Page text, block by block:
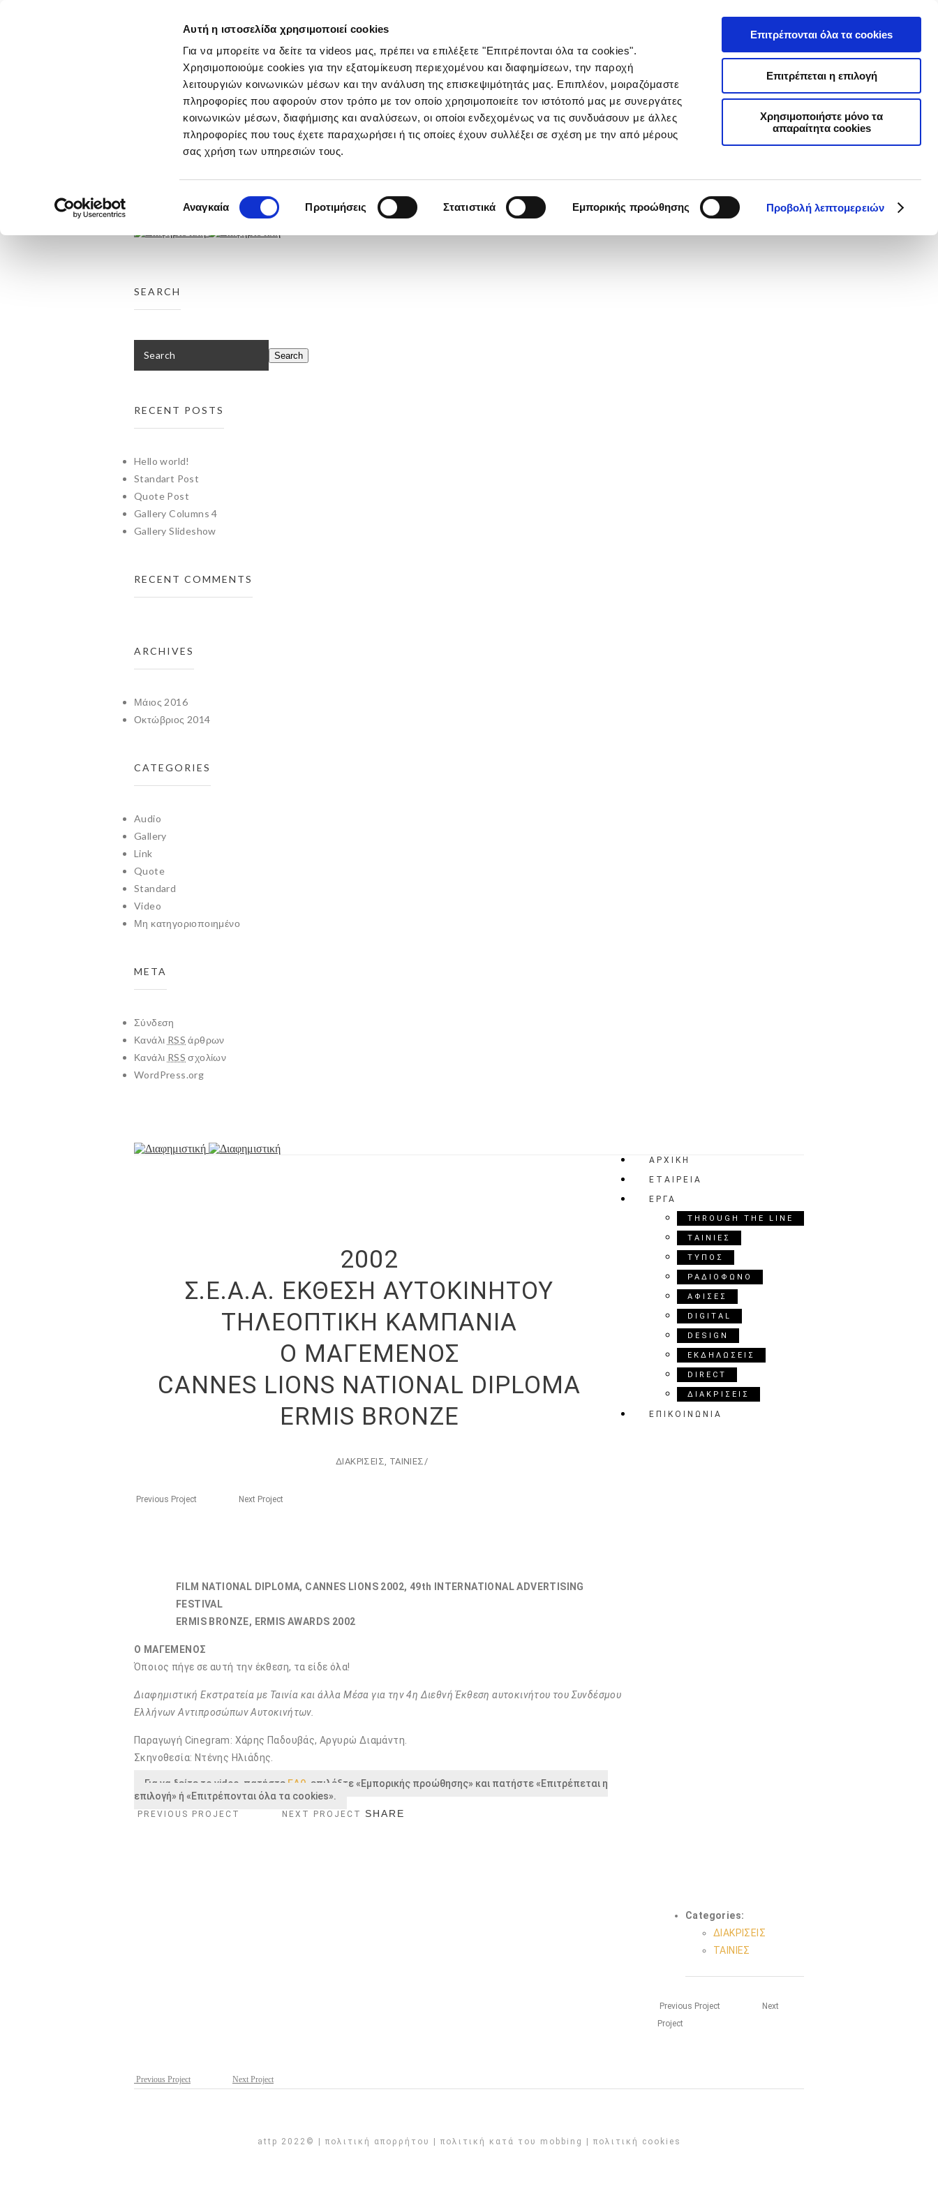
Αυτή η ιστοσελίδα χρησιμοποιεί cookies
Για να μπορείτε να δείτε τα videos μας, πρέπει να επιλέξετε "Επιτρέπονται όλα τα cookies".
Χρησιμοποιούμε cookies για την εξατομίκευση περιεχομένου και διαφημίσεων, την παροχή
λειτουργιών κοινωνικών μέσων και την ανάλυση της επισκεψιμότητάς μας. Επιπλέον, μοιραζόμαστε
πληροφορίες που αφορούν στον τρόπο με τον οποίο χρησιμοποιείτε τον ιστότοπό μας με συνεργάτες
κοινωνικών μέσων, διαφήμισης και αναλύσεων, οι οποίοι ενδεχομένως να τις συνδυάσουν με άλλες
πληροφορίες που τους έχετε παραχωρήσει ή τις οποίες έχουν συλλέξει σε σχέση με την από μέρους
σας χρήση των υπηρεσιών τους.
συγκατάθεσης
Αναγκαία Προτιμήσεις Στατιστικά Εμπορικής προώθησης Προβολή λεπτομερειών
Επιτρέπονται όλα τα cookies
Επιτρέπεται η επιλογή
Χρησιμοποιήστε μόνο τα
απαραίτητα cookies
ΑΡΧΙΚΗ
ΕΤΑΙΡΕΙΑ
ΕΡΓΑ
THROUGH THE LINE
ΤΑΙΝΙΕΣ
ΤΥΠΟΣ
ΡΑΔΙΟΦΩΝΟ
ΑΦΙΣΕΣ
DIGITAL
DESIGN
DIRECT
ΔΙΑΚΡΙΣΕΙΣ
ΕΠΙΚΟΙΝΩΝΙΑ
SEARCH
RECENT POSTS
Hello world!
Standart Post
Quote Post
Gallery Columns 4
Gallery Slideshow
RECENT COMMENTS
ARCHIVES
Μάιος 2016
Οκτώβριος 2014
CATEGORIES
Audio
Gallery
Link
Quote
Standard
Video
Μη κατηγοριοποιημένο
META
Σύνδεση
Κανάλι RSS άρθρων
Κανάλι RSS σχολίων
WordPress.org
ΑΡΧΙΚΗ
ΕΤΑΙΡΕΙΑ
ΕΡΓΑ
THROUGH THE LINE
ΤΑΙΝΙΕΣ
ΤΥΠΟΣ
ΡΑΔΙΟΦΩΝΟ
ΑΦΙΣΕΣ
DIGITAL
DESIGN
ΕΚΔΗΛΩΣΕΙΣ
DIRECT
ΔΙΑΚΡΙΣΕΙΣ
ΕΠΙΚΟΙΝΩΝΙΑ
2002
Σ.Ε.Α.Α. ΕΚΘΕΣΗ ΑΥΤΟΚΙΝΗΤΟΥ
ΤΗΛΕΟΠΤΙΚΗ ΚΑΜΠΑΝΙΑ
Ο ΜΑΓΕΜΕΝΟΣ
CANNES LIONS NATIONAL DIPLOMA
ERMIS ΒRΟΝΖΕ
ΔΙΑΚΡΙΣΕΙΣ, ΤΑΙΝΙΕΣ/
Previous Project Next Project
FILM NATIONAL DIPLOMA, CANNES LIONS 2002, 49th INTERNATIONAL ADVERTISING
FESTIVAL
ERMIS ΒRΟΝΖΕ, ERMIS AWARDS 2002
Ο ΜΑΓΕΜΕΝΟΣ
Όποιος πήγε σε αυτή την έκθεση, τα είδε όλα!
Διαφημιστική Εκστρατεία με Ταινία και άλλα Μέσα για την 4η Διεθνή Έκθεση αυτοκινήτου του Συνδέσμου
Ελλήνων Αντιπροσώπων Αυτοκινήτων.
Παραγωγή Cinegram: Χάρης Παδουβάς, Αργυρώ Διαμάντη.
Σκηνοθεσία: Ντένης Ηλιάδης.
Για να δείτε το video, πατήστε ΕΔΩ , επιλέξτε «Εμπορικής προώθησης» και πατήστε «Επιτρέπεται η
επιλογή» ή «Επιτρέπονται όλα τα cookies».
PREVIOUS PROJECT NEXT PROJECT SHARE
Categories:
ΔΙΑΚΡΙΣΕΙΣ
ΤΑΙΝΙΕΣ
Previous Project
Next
Project
Previous Project Next Project
attp 2022© | πολιτική απορρήτου πολιτική κατά του mobbing πολιτική cookies